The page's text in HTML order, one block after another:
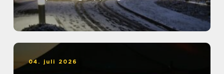
04. juli 2026